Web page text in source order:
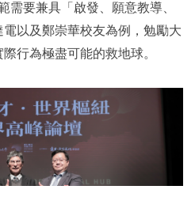
需要兼具「啟發、願意教導、
以及鄭崇華校友為例，勉勵大
行為極盡可能的救地球。